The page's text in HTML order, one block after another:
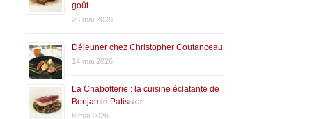
goût
26 mai 2026
Déjeuner chez Christopher Coutanceau
14 mai 2026
La Chabotterie : la cuisine éclatante de
Benjamin Patissier
8 mai 2026